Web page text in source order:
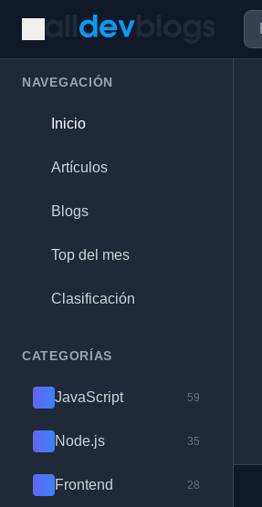
NAVEGACIÓN
Inicio
Artículos
Blogs
Top del mes
Clasificación
CATEGORÍAS
JavaScript 59
Node.js 35
Frontend 28